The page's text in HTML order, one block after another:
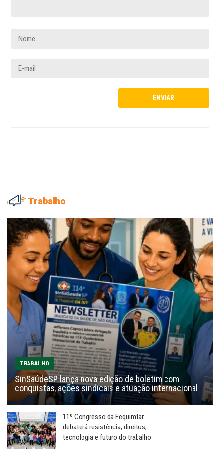
Trabalho
TRABALHO
SinSaúdeSP lança nova edição de boletim com
conquistas, ações sindicais e atuação internacional
11º Congresso da Fequimfar
debaterá resistência, direitos,
tecnologia e futuro do trabalho